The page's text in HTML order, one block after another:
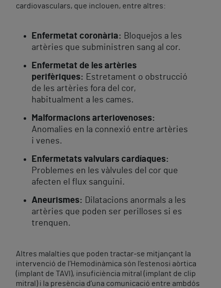
cardiovasculars, que inclouen, entre altres:
Enfermetat coronària: Bloquejos a les
artèries que subministren sang al cor.
Enfermetat de les artèries
perifèriques: Estretament o obstrucció
de les artèries fora del cor,
habitualment a les cames.
Malformacions arteriovenoses:
Anomalies en la connexió entre artèries
i venes.
Enfermetats valvulars cardíaques:
Problemes en les vàlvules del cor que
afecten el flux sanguini.
Aneurismes: Dilatacions anormals a les
artèries que poden ser perilloses si es
trenquen.
Altres malalties que poden tractar-se mitjançant la
intervenció de l’Hemodinàmica són l’estenosi aòrtica
(implant de TAVI), insuficiència mitral (implant de clip
mitral) i la presència d’una comunicació entre ambdós